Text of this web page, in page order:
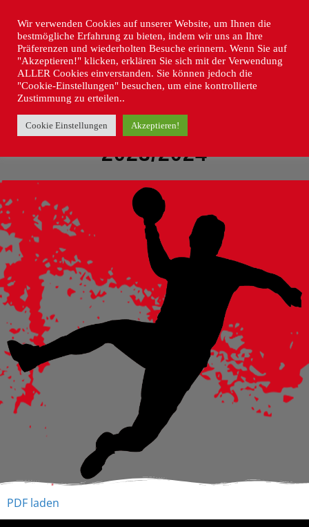
SAISONHEFT
2023/2024
PDF laden
Wir verwenden Cookies auf unserer Website, um Ihnen die
bestmögliche Erfahrung zu bieten, indem wir uns an Ihre
Präferenzen und wiederholten Besuche erinnern. Wenn Sie auf
"Akzeptieren!" klicken, erklären Sie sich mit der Verwendung
ALLER Cookies einverstanden. Sie können jedoch die
"Cookie-Einstellungen" besuchen, um eine kontrollierte
Zustimmung zu erteilen..
Cookie Einstellungen Akzeptieren!